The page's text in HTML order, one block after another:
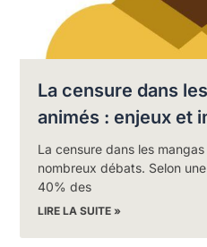
La censure dans
animés : enjeux et
La censure dans les
nombreux débats. Selon
40% des
LIRE LA SUITE »